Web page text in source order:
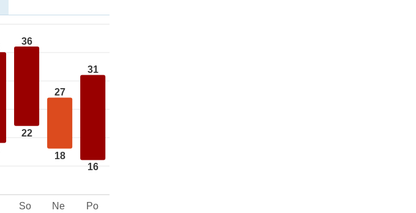
36
22
27
18
31
16
So Ne Po